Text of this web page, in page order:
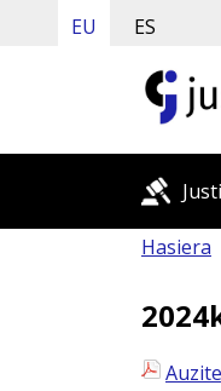
EU ES
Hasiera